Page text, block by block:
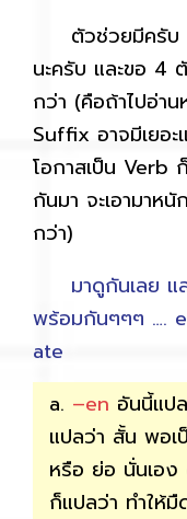
ตัวช่วยมีครับ ห
นะครับ และขอ 4
กว่า (คือถ้าไปอ่า
Suffix อาจมีเยอ
โอกาสเป็น Verb
กันมา จะเอามาห
กว่า)
มาดูกันเลย และ
พร้อมกันๆๆๆ ….
ate
a. –en อันนี้แป
แปลว่า สั้น พอ
หรือ ย่อ นั่นเอ
ก็แปลว่า ทำให้มื